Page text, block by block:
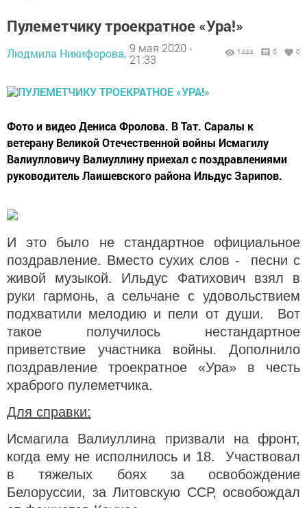
Пулеметчику троекратное «Ура!»
Людмила Никифорова, 9 мая 2020 -
21:33
1444 0 0
Фото и видео Дениса Фролова. В Тат. Саралы к
ветерану Великой Отечественной войны Исмагилу
Валиулловичу Валиуллину приехал с поздравлениями
руководитель Лаишевского района Ильдус Зарипов.
И это было не стандартное официальное
поздравление. Вместо сухих слов - песни с
живой музыкой. Ильдус Фатихович взял в
руки гармонь, а сельчане с удовольствием
подхватили мелодию и пели от души. Вот
такое получилось нестандартное
приветствие участника войны. Дополнило
поздравление троекратное «Ура» в честь
храброго пулеметчика.
Для справки:
Исмагила Валиуллина призвали на фронт,
когда ему не исполнилось и 18. Участвовал
в тяжелых боях за освобождение
Белоруссии, за Литовскую ССР, освобождал